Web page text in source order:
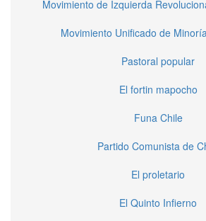
Movimiento de Izquierda
Movimiento Unificado de
Pastoral popular
El fortin mapocho
Funa Chile
Partido Comunista de
El proletario
El Quinto Infierno